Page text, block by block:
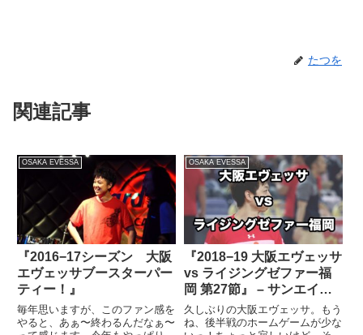
たつを
関連記事
OSAKA EVESSA
『2016−17シーズン 大阪
エヴェッサブースターパー
ティー！』
毎年思いますが、このファン感を
やると、あぁ〜終わるんだなぁ〜
OSAKA EVESSA
『2018−19 大阪エヴェッサ
vs ライジングゼファー福
岡 第27節』 – サンエイワ
ーク住吉スポーツセンター
久しぶりの大阪エヴェッサ。もう
ね、後半戦のホームゲームが少な